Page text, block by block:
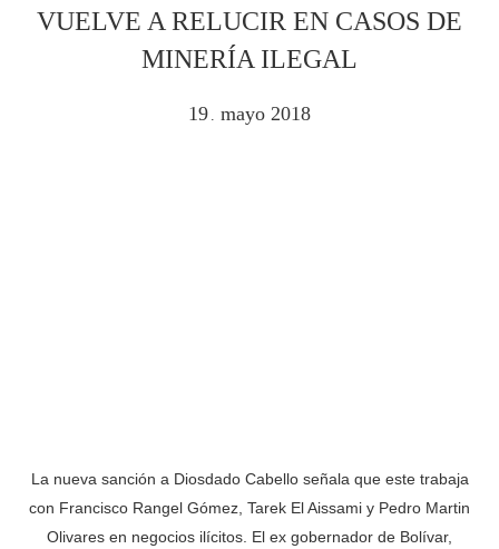
VUELVE A RELUCIR EN CASOS DE
MINERÍA ILEGAL
19 . mayo 2018
La nueva sanción a Diosdado Cabello señala que este trabaja
con Francisco Rangel Gómez, Tarek El Aissami y Pedro Martin
Olivares en negocios ilícitos. El ex gobernador de Bolívar,